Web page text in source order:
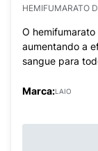
HEMIFUMARATO
O
aumentando a
sangue para
Marca:LAIO